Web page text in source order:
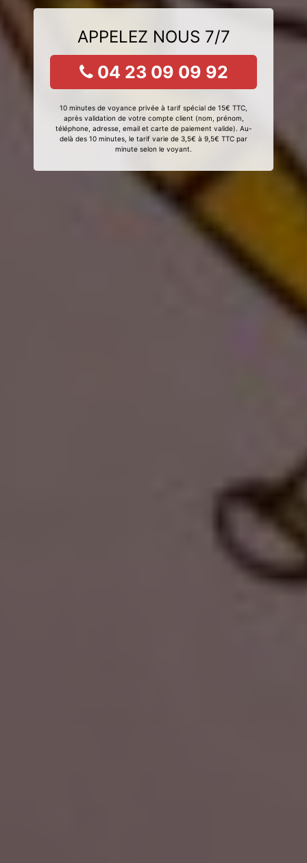
APPELEZ NOUS 7/7
04 23 09 09 92
10 minutes de voyance privée à tarif spécial de 15€ TTC,
après validation de votre compte client (nom, prénom,
téléphone, adresse, email et carte de paiement valide). Au-
delà des 10 minutes, le tarif varie de 3,5€ à 9,5€ TTC par
minute selon le voyant.